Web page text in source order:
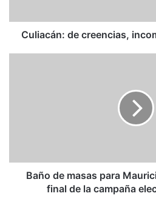
Culiacán: de creencias,
tramo
Baño de masas para
final de la campaña